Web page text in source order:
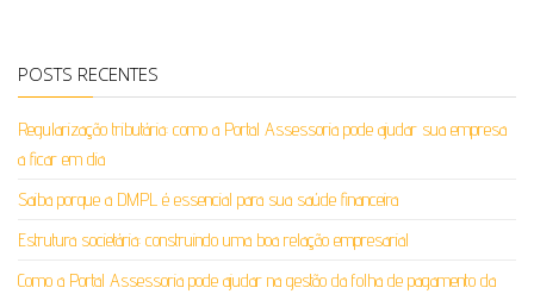
POSTS RECENTES
Regularização tributária: como a Portal Assessoria pode ajudar sua empresa
a ficar em dia
Saiba porque a DMPL é essencial para sua saúde financeira
Estrutura societária: construindo uma boa relação empresarial
Como a Portal Assessoria pode ajudar na gestão da folha de pagamento da